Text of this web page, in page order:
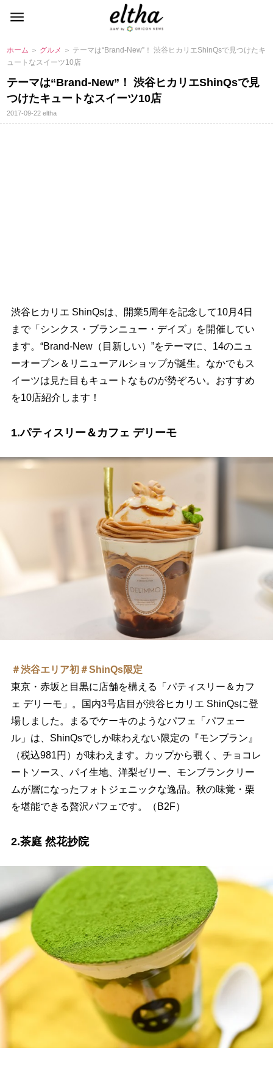
ホーム ＞ グルメ ＞ テーマは“Brand-New”！ 渋谷ヒカリエShinQsで見つけたキ
ュートなスイーツ10店
テーマは“Brand-New”！ 渋谷ヒカリエShinQsで見
つけたキュートなスイーツ10店
2017-09-22eltha
渋谷ヒカリエ ShinQsは、開業5周年を記念して10月4日
まで「シンクス・ブランニュー・デイズ」を開催してい
ます。“Brand-New（目新しい）”をテーマに、14のニュ
ーオープン＆リニューアルショップが誕生。なかでもス
イーツは見た目もキュートなものが勢ぞろい。おすすめ
を10店紹介します！
1.パティスリー＆カフェ デリーモ
＃渋谷エリア初＃ShinQs限定
東京・赤坂と目黒に店舗を構える「パティスリー＆カフ
ェ デリーモ」。国内3号店目が渋谷ヒカリエ ShinQsに登
場しました。まるでケーキのようなパフェ「パフェー
ル」は、ShinQsでしか味わえない限定の『モンブラン』
（税込981円）が味わえます。カップから覗く、チョコレ
ートソース、パイ生地、洋梨ゼリー、モンブランクリー
ムが層になったフォトジェニックな逸品。秋の味覚・栗
を堪能できる贅沢パフェです。（B2F）
2.茶庭 然花抄院